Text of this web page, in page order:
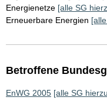
Energienetze [alle SG
Erneuerbare Energien
Betroffene
EnWG 2005 [alle SG